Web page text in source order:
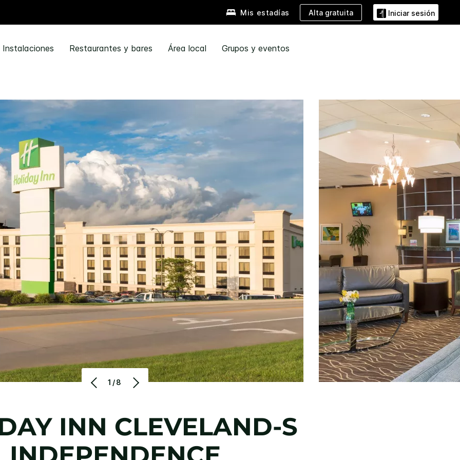
Mis estadías Alta gratuita Iniciar sesión
Instalaciones Restaurantes y bares Área local Grupos y eventos
1/8
INN CLEVELAND-S